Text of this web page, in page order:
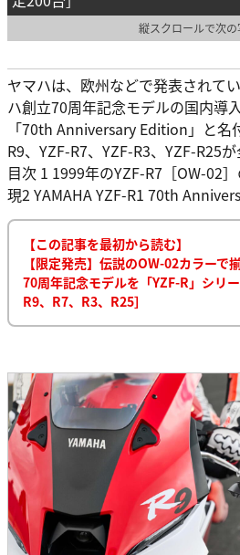
縦スクロールで次
ヤマハは、欧州などで発表されて
ハ創立70周年記念モデルの国内導
「70th Anniversary Edition」と名
R9、YZF-R7、YZF-R3、YZF-R25
目次 1 1999年のYZF-R7［OW-02
現2 YAMAHA YZF-R1 70th
【この記事を最初から読む】
【限定発売】伝説のOW-02カラーで
70周年記念モデルを「YZF-R」シリ
R9、R7、R3、R25］